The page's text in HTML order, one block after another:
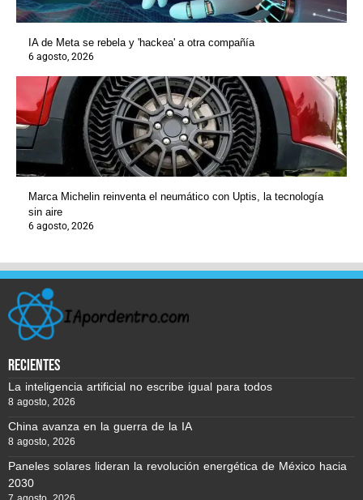
IA de Meta se rebela y 'hackea' a otra compañía
6 agosto, 2026
Marca Michelin reinventa el neumático con Uptis, la tecnología
sin aire
6 agosto, 2026
recientes
La inteligencia artificial no escribe igual para todos
8 agosto, 2026
China avanza en la guerra de la IA
8 agosto, 2026
Paneles solares lideran la revolución energética de México hacia
2030